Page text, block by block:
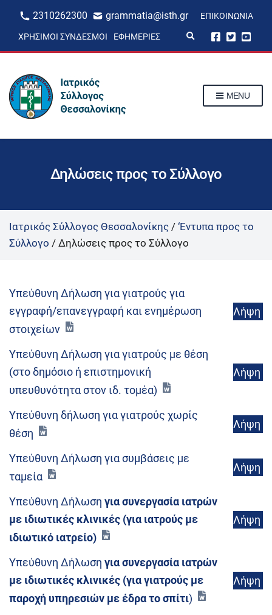
2310262300 grammatia@isth.gr ΕΠΙΚΟΙΝΩΝΊΑ
ΧΡΉΣΙΜΟΙ ΣΎΝΔΕΣΜΟΙ ΕΦΗΜΕΡΊΕΣ
p
m
MENU
Δηλώσεις προς το Σύλλογο
Ιατρικός Σύλλογος Θεσσαλονίκης / ‘Εντυπα προς το
Σύλλογο / Δηλώσεις προς το Σύλλογο
Υπεύθυνη Δήλωση για γιατρούς για
εγγραφή/επανεγγραφή και ενημέρωση
στοιχείων
Λήψη
Υπεύθυνη Δήλωση για γιατρούς με θέση
(στο δημόσιο ή επιστημονική
υπευθυνότητα στον ιδ. τομέα)
Λήψη
Υπεύθυνη δήλωση για γιατρούς χωρίς
θέση
Λήψη
Υπεύθυνη Δήλωση για συμβάσεις με
ταμεία
Λήψη
Υπεύθυνη Δήλωση για συνεργασία ιατρών
με ιδιωτικές κλινικές (για ιατρούς με
ιδιωτικό ιατρείο)
Λήψη
Υπεύθυνη Δήλωση για συνεργασία ιατρών
με ιδιωτικές κλινικές (για γιατρούς με
παροχή υπηρεσιών με έδρα το σπίτι)
Λήψη